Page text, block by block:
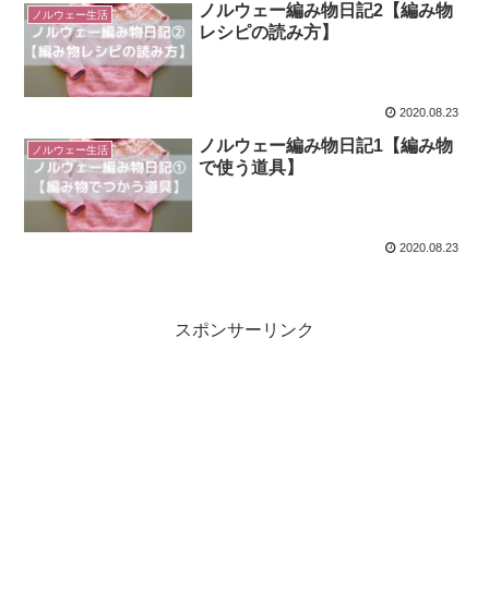
ノルウェー生活
ノルウェー編み物日記2【編み物
レシピの読み方】
2020.08.23
ノルウェー生活
ノルウェー編み物日記1【編み物
で使う道具】
2020.08.23
スポンサーリンク